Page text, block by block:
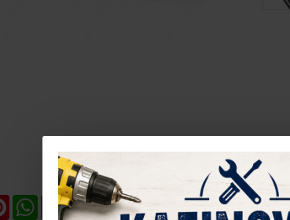
PinterestWhatsApp
Email